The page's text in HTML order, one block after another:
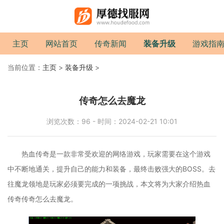
主页 网站首页 传奇新闻 装备升级 游戏指南
当前位置： 主页 > 装备升级 >
传奇怎么去魔龙
浏览次数：96 - 时间：2024-02-21 10:01
热血传奇是一款非常受欢迎的网络游戏，玩家需要在这个游戏
中不断地通关，提升自己的能力和装备，最终击败强大的BOSS。去
往魔龙领地是玩家必须要完成的一项挑战，本文将为大家介绍热血
传奇传奇怎么去魔龙。